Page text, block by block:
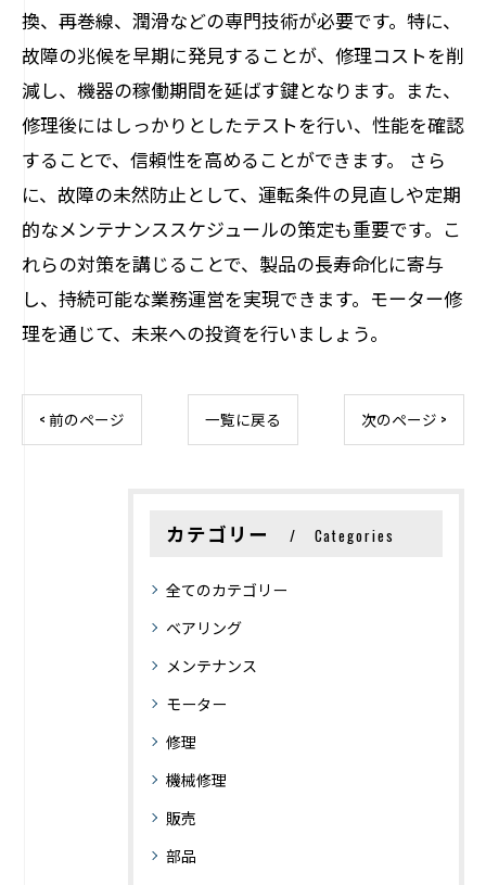
換、再巻線、潤滑などの専門技術が必要です。特に、
故障の兆候を早期に発見することが、修理コストを削
減し、機器の稼働期間を延ばす鍵となります。また、
修理後にはしっかりとしたテストを行い、性能を確認
することで、信頼性を高めることができます。 さら
に、故障の未然防止として、運転条件の見直しや定期
的なメンテナンススケジュールの策定も重要です。こ
れらの対策を講じることで、製品の長寿命化に寄与
し、持続可能な業務運営を実現できます。モーター修
理を通じて、未来への投資を行いましょう。
< 前のページ 一覧に戻る 次のページ >
カテゴリー Categories
全てのカテゴリー
ベアリング
メンテナンス
モーター
修理
機械修理
販売
部品